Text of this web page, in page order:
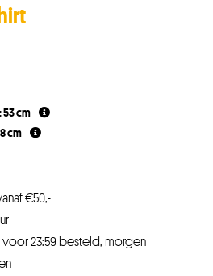
cm
cm
€50,-
voor 23:59 besteld, morgen